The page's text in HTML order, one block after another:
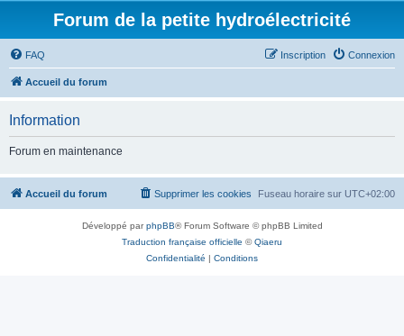
Forum de la petite hydroélectricité
FAQ Connexion
Inscription
Accueil du forum
Information
Forum en maintenance
Accueil du forum Fuseau horaire sur UTC+02:00
Supprimer les cookies
Développé parphpBB® Forum Software © phpBB Limited
Traduction française officielle ©Qiaeru
Confidentialité | Conditions